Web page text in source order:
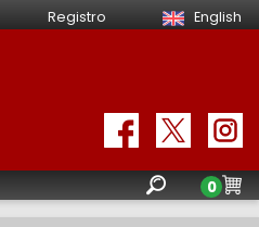
Registro English
0